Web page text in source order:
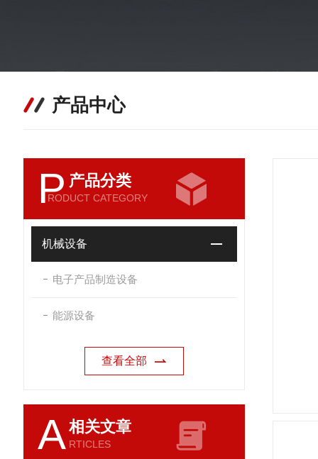
产品中心
P 产品分类
RODUCT CATEGORY
机械设备
电子产品制造设备
能源设备
查看全部
A相关文章
RTICLES